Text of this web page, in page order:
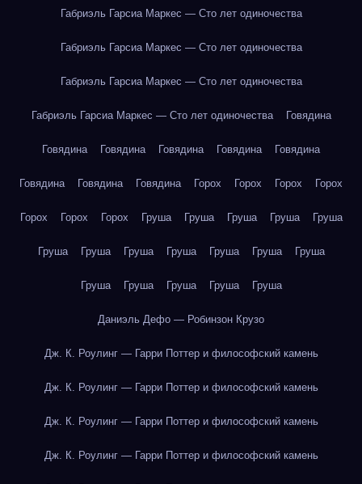
Габриэль Гарсиа Маркес — Сто лет одиночества
Габриэль Гарсиа Маркес — Сто лет одиночества
Габриэль Гарсиа Маркес — Сто лет одиночества
Габриэль Гарсиа Маркес — Сто лет одиночества Говядина
Говядина Говядина Говядина Говядина Говядина
Говядина Говядина Говядина Горох Горох Горох Горох
Горох Горох Горох Груша Груша Груша Груша Груша
Груша Груша Груша Груша Груша Груша Груша
Груша Груша Груша Груша Груша
Даниэль Дефо — Робинзон Крузо
Дж. К. Роулинг — Гарри Поттер и философский камень
Дж. К. Роулинг — Гарри Поттер и философский камень
Дж. К. Роулинг — Гарри Поттер и философский камень
Дж. К. Роулинг — Гарри Поттер и философский камень